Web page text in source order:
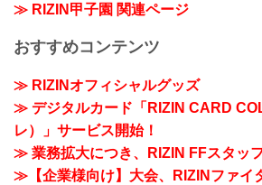
≫ RIZIN甲子園 関連ページ
おすすめコンテンツ
≫ RIZINオフィシャルグッズ
≫ デジタルカード「RIZIN CARD
レ）」サービス開始！
≫ 業務拡大につき、RIZIN FFスタッ
≫【企業様向け】大会、RIZINファイ